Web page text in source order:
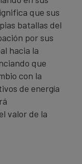
que sus
batallas del
por sus
hacia la
que
con la
de energía
valor de la